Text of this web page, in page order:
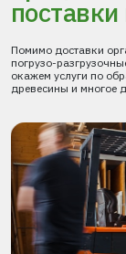
поставки
Помимо доставки
погрузо-
окажем услуги по
древесины и многое